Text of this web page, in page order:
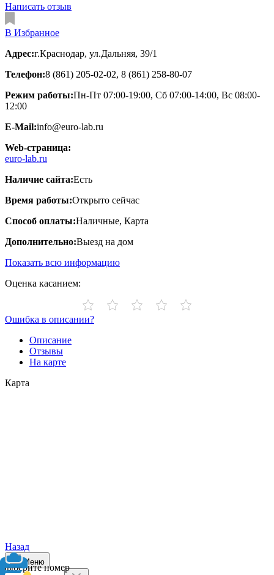
Написать отзыв
В Избранное
Адрес:г.Краснодар, ​ул.Дальняя, 39/1
Телефон:8 (861) 205-02-02, 8 (861) 258-80-07
Режим работы:Пн-Пт 07:00-19:00, Сб 07:00-14:00, Вс 08:00-
12:00
E-Mail:info@euro-lab.ru
Web-страница:
euro-lab.ru
Наличие сайта:Есть
Время работы:Открыто сейчас
Способ оплаты:Наличные, Карта
Дополнительно:Выезд на дом
Показать всю информацию
Оценка касанием:
Ошибка в описании?
Описание
Отзывы
На карте
Карта
Назад
Выберите номер
Меню